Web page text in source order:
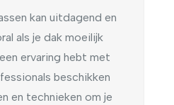
kan uitdagend en
als je dak moeilijk
ervaring hebt met
beschikken
en technieken om je